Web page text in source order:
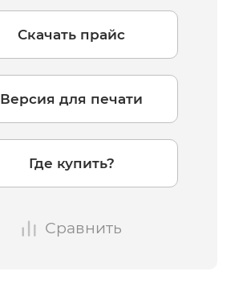
Скачать прайс
Версия для печати
Где купить?
Сравнить